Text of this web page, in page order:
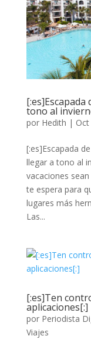
tono al
por Hedith |
[:es]Escapada
llegar a tono al
vacaciones sean
te espera para
lugares más
Las...
[:es]Ten
aplicaciones[:]
por Periodista
Viajes